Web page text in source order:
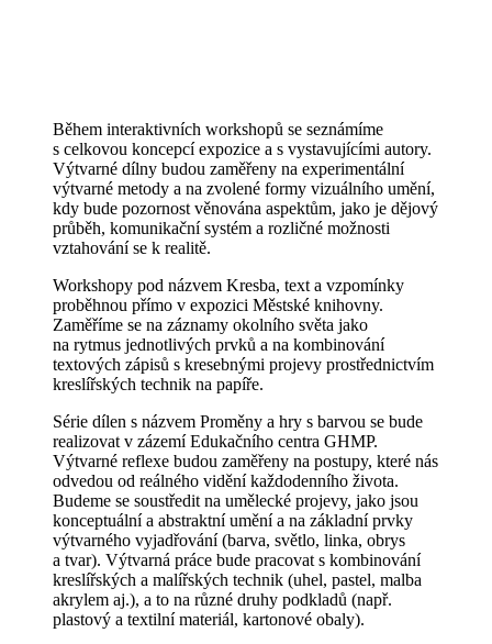
Během interaktivních workshopů se seznámíme
s celkovou koncepcí expozice a s vystavujícími autory.
Výtvarné dílny budou zaměřeny na experimentální
výtvarné metody a na zvolené formy vizuálního umění,
kdy bude pozornost věnována aspektům, jako je dějový
průběh, komunikační systém a rozličné možnosti
vztahování se k realitě.
Workshopy pod názvem Kresba, text a vzpomínky
proběhnou přímo v expozici Městské knihovny.
Zaměříme se na záznamy okolního světa jako
na rytmus jednotlivých prvků a na kombinování
textových zápisů s kresebnými projevy prostřednictvím
kreslířských technik na papíře.
Série dílen s názvem Proměny a hry s barvou se bude
realizovat v zázemí Edukačního centra GHMP.
Výtvarné reflexe budou zaměřeny na postupy, které nás
odvedou od reálného vidění každodenního života.
Budeme se soustředit na umělecké projevy, jako jsou
konceptuální a abstraktní umění a na základní prvky
výtvarného vyjadřování (barva, světlo, linka, obrys
a tvar). Výtvarná práce bude pracovat s kombinování
kreslířských a malířských technik (uhel, pastel, malba
akrylem aj.), a to na různé druhy podkladů (např.
plastový a textilní materiál, kartonové obaly).